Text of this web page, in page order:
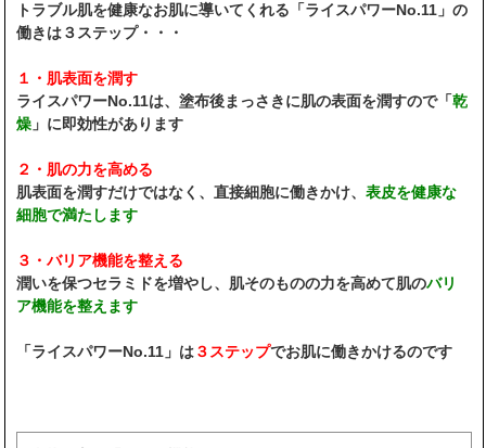
トラブル肌を健康なお肌に導いてくれる「ライスパワーNo.11」の
働きは３ステップ・・・
１・肌表面を潤す
ライスパワーNo.11は、塗布後まっさきに肌の表面を潤すので「乾
燥 」に即効性があります
２・肌の力を高める
肌表面を潤すだけではなく、直接細胞に働きかけ、表皮を健康な
細胞で満たします
３・バリア機能を整える
潤いを保つセラミドを増やし、肌そのものの力を高めて肌のバリ
ア機能を整えます
「ライスパワーNo.11」は３ステップでお肌に働きかけるのです